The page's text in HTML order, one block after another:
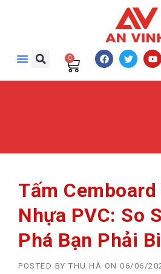
0
Tấm Cemboard
Nhựa PVC: So
Phá Bạn Phải
POSTED BY THU HÀ ON 06/06/